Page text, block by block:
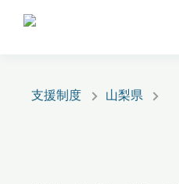
支援制度 山梨県